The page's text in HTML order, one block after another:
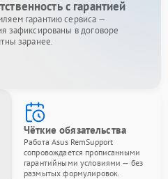
с гарантией
гарантию сервиса —
зафиксированы в договоре
заранее.
Чёткие обязательства
Работа Asus RemSupport
сопровождается прописанными
гарантийными условиями — без
размытых формулировок.